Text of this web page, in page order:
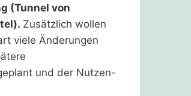
(Tunnel von
Zusätzlich wollen
viele Änderungen
und der Nutzen-